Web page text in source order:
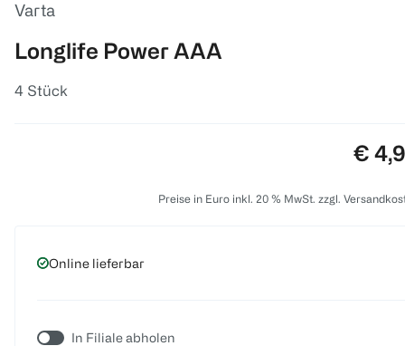
Varta
Longlife Power AAA
4 Stück
€
Preise in Euro inkl. 20 % MwSt. zzgl.
Online lieferbar
In Filiale abholen